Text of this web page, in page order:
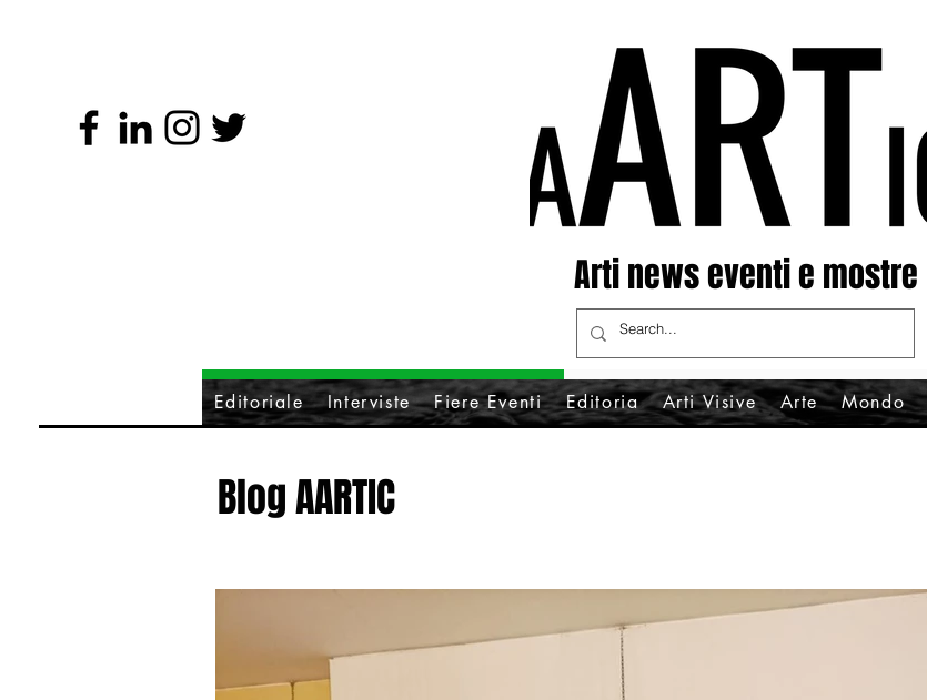
Arti news eventi e mostre
Editoriale Interviste Fiere Eventi Editoria Arti Visive Arte Mondo
Blog AARTIC